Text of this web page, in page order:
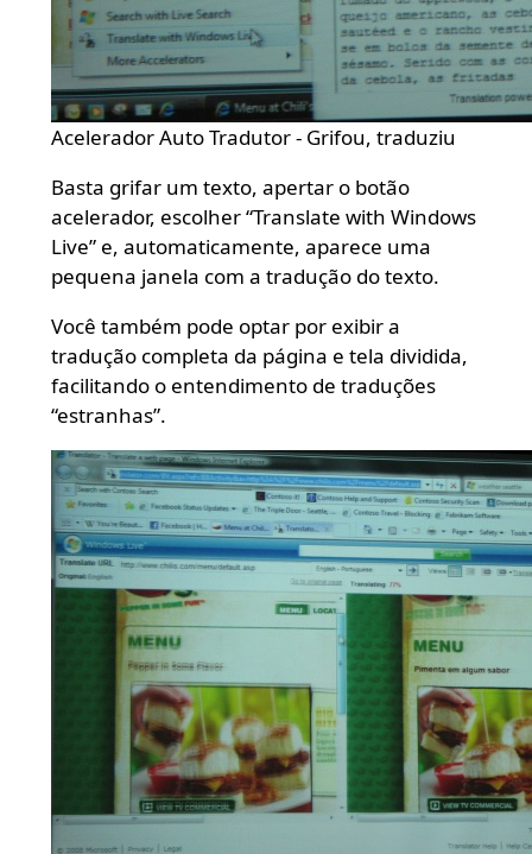
Acelerador Auto Tradutor - Grifou, traduziu
Basta grifar um texto, apertar o botão
acelerador, escolher “Translate with Windows
Live” e, automaticamente, aparece uma
pequena janela com a tradução do texto.
Você também pode optar por exibir a
tradução completa da página e tela dividida,
facilitando o entendimento de traduções
“estranhas”.